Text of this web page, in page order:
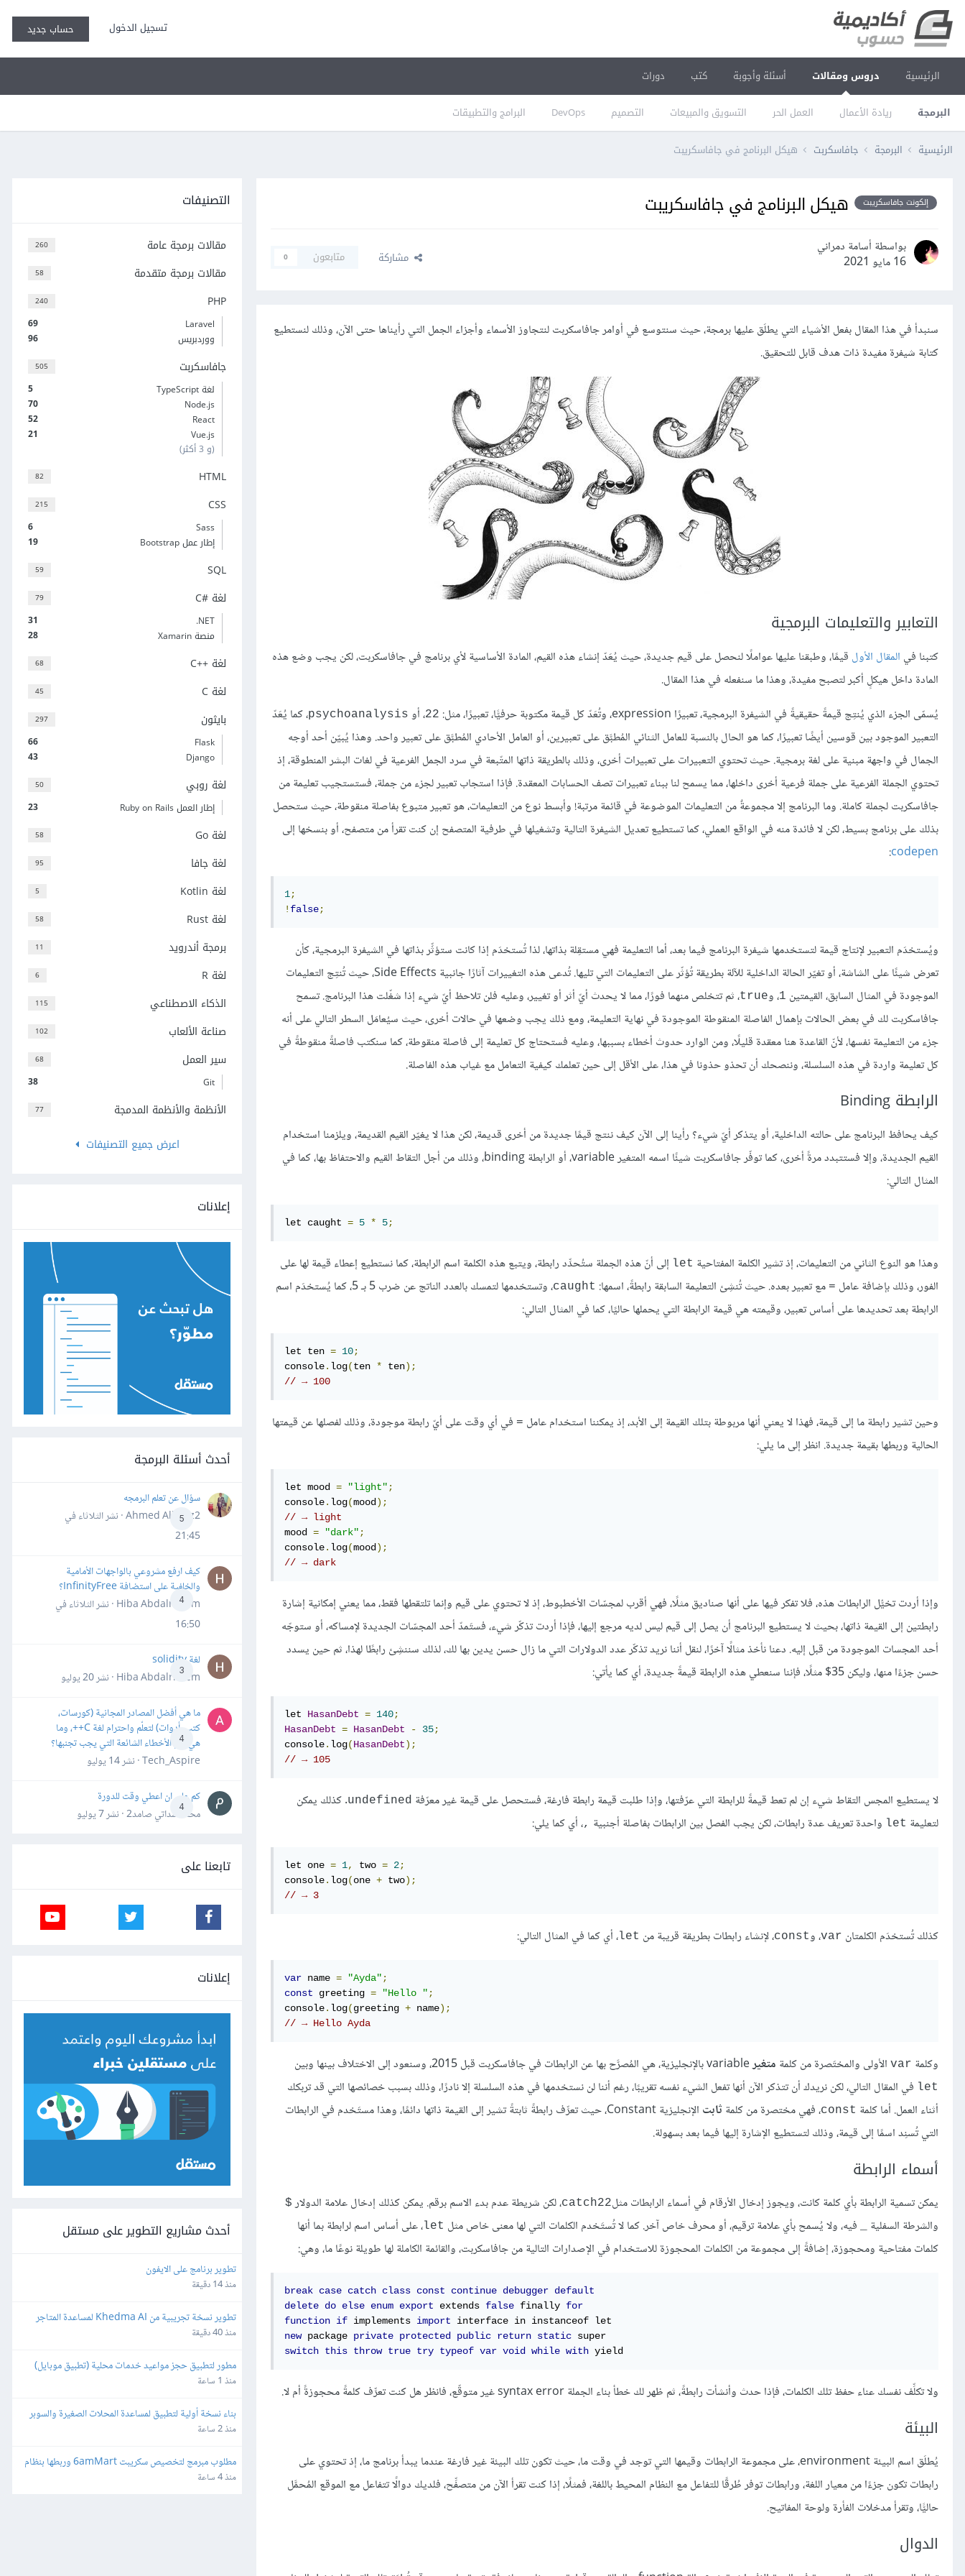
تسجيل الدخول حساب جديد
الرئيسية دروس ومقالات
البرمجة ريادة الأعمال العمل الحر التسويق والمبيعات التصميم DevOps البرامج والتطبيقات
أسئلة وأجوبة كتب دورات
الرئيسية البرمجة جافاسكربت هيكل البرنامج في جافاسكريبت
إلكونت جافاسكريبت هيكل البرنامج في جافاسكريبت
بواسطة أسامة دمراني
16 مايو 2021
مشاركة متابعون 0
سنبدأ في هذا المقال بفعل الأشياء التي يطلَق عليها برمجة، حيث سنتوسع في أوامر جافاسكربت لنتجاوز الأسماء وأجزاء الجمل التي رأيناها حتى الآن، وذلك لنستطيع
كتابة شيفرة مفيدة ذات هدف قابل للتحقيق.
التعابير والتعليمات البرمجية
كتبنا في المقال الأول قيمًا، وطبقنا عليها عواملًا لنحصل على قيم جديدة، حيث يُعَدّ إنشاء هذه القيم، المادة الأساسية لأي برنامج في جافاسكربت، لكن يجب وضع هذه
المادة داخل هيكلٍ أكبر لتصبح مفيدة، وهذا ما سنفعله في هذا المقال.
يُسمّى الجزء الذي يُنتِج قيمةً حقيقيةً في الشيفرة البرمجية، تعبيرًا expression، وتُعَدّ كل قيمة مكتوبة حرفيًّا، تعبيرًا، مثل:
22، أو psychoanalysis، كما يُعَدّ
التعبير الموجود بين قوسين أيضًا تعبيرًا، كما هو الحال بالنسبة للعامل الثنائي المُطبَّق على تعبيرين، أو العامل الأحادي المُطبَّق على تعبير واحد. وهذا يُبيّن أحد أوجه
الجمال في واجهة مبنية على لغة برمجية. حيث تحتوي التعبيرات على تعبيرات أخرى، وذلك بالطريقة ذاتها المتّبعة في سرد الجمل الفرعية في لغات البشر المنطوقة، إذ
تحتوي الجملة الفرعية على جملة فرعية أخرى داخلها، مما يسمح لنا ببناء تعبيرات تصف الحسابات المعقدة. فإذا استجاب تعبير لجزء من جملة، فستستجيب تعليمة من
جافاسكربت لجملة كاملة. وما البرنامج إلا مجموعةٌ من التعليمات الموضوعة في قائمة مرتبة! وأبسط نوع من التعليمات، هو تعبير متبوع بفاصلة منقوطة، حيث ستحصل
بذلك على برنامج بسيط، لكن لا فائدة منه في الواقع العملي، كما تستطيع تعديل الشيفرة التالية وتشغيلها في طرفية المتصفح إن كنت تقرأ من متصفح، أو بنسخها إلى
codepen
:
1;
! false;
ويُستخدَم التعبير لإنتاج قيمة لتستخدمها شيفرة البرنامج فيما بعد، أما التعليمة فهي مستقِلة بذاتها، لذا تُستخدَم إذا كانت ستؤثِّر بذاتها في الشيفرة البرمجية، كأن
تعرض شيئًا على الشاشة، أو تغيّر الحالة الداخلية للآلة بطريقة تُؤثّر على التعليمات التي تليها. تُدعى هذه التغييرات آثارًا جانبية Side Effects، حيث تُنتِج التعليمات
الموجودة في المثال السابق، القيمتين 1، وtrue، ثم تتخلص منهما فورًا، مما لا يحدث أيّ أثر أو تغيير، وعليه فلن تلاحظ أيّ شيء إذا شغّلت هذا البرنامج. تسمح
جافاسكربت لك في بعض الحالات بإهمال الفاصلة المنقوطة الموجودة في نهاية التعليمة، ومع ذلك يجب وضعها في حالات أخرى، حيث سيُعامَل السطر التالي على أنه
جزء من التعليمة نفسها، لأنّ القاعدة هنا معقدة قليلًا، ومن الوارد حدوث أخطاء بسببها، وعليه فستحتاج كل تعليمة إلى فاصلة منقوطة، كما سنكتب فاصلةً منقوطةً في
كل تعليمة واردة في هذه السلسلة، وننصحك أن تحذو حذونا في هذا، على الأقل إلى حين تعلمك كيفية التعامل مع غياب هذه الفاصلة.
الرابطة Binding
كيف يحافظ البرنامج على حالته الداخلية، أو يتذكر أيّ شيء؟ رأينا إلى الآن كيف ننتج قيمًا جديدة من أخرى قديمة، لكن هذا لا يغيّر القيم القديمة، ويلزمنا استخدام
القيم الجديدة، وإلا فستتبدد مرةً أخرى، كما توفّر جافاسكربت شيئًا اسمه المتغير variable، أو الرابطة binding، وذلك من أجل التقاط القيم والاحتفاظ بها، كما في
المثال التالي:
let caught = 5 * 5;
وهذا هو النوع الثاني من التعليمات، إذ تشير الكلمة المفتاحية let إلى أنّ هذه الجملة ستُحدِّد رابطة، ويتبع هذه الكلمة اسم الرابطة، كما نستطيع إعطاء قيمة لها على
الفور، وذلك بإضافة عامل = مع تعبير بعده. حيث تُنشِئ التعليمة السابقة رابطةً، اسمها: caught
، وتستخدمها لتمسك بالعدد الناتج عن ضرب 5 بـ 5، كما يُستخدَم اسم
الرابطة بعد تحديدها على أساس تعبير، وقيمته هي قيمة الرابطة التي يحملها حاليًا، كما في المثال التالي:
let ten = 10;
console. log(ten * ten);
// → 100
وحين تشير رابطة ما إلى قيمة، فهذا لا يعني أنها مربوطة بتلك القيمة إلى الأبد، إذ يمكننا استخدام عامل = في أي وقت على أيّ رابطة موجودة، وذلك لفصلها عن قيمتها
الحالية وربطها بقيمة جديدة. انظر إلى ما يلي:
let mood = "light" ;
console. log(mood );
// → light
mood = "dark" ;
console. log(mood );
// → dark
وإذا أردت تخيُّل الرابطات هذه، فلا تفكر فيها على أنها صناديق مثلًا، فهي أقرب لمجسّات الأخطبوط، إذ لا تحتوي على قيم وإنما تلتقطها فقط، مما يعني إمكانية إشارة
رابطتين إلى القيمة ذاتها، بحيث لا يستطيع البرنامج أن يصل إلى قيم ليس لديه مرجع إليها، فإذا أردت تذكّر شيء، فستَمدّ أحد المجسّات الجديدة لإمساكه، أو ستوجّه
أحد المجسات الموجودة من قبل إليه. دعنا نأخذ مثالًا آخرًا، لنقل أننا نريد تذكّر عدد الدولارات التي ما زال حسن يدين بها لك، لذلك سننشِئ رابطًا لهذا، ثم حين يسدد
حسن جزءًا منها، وليكن 35$ مثلًا، فإننا سنعطي هذه الرابطة قيمةً جديدة، أي كما يأتي:
let HasanDebt = 140;
HasanDebt = HasanDebt - 35;
console. log(HasanDebt);
// → 105
لا يستطيع المجس التقاط شيء إن لم تعط قيمةً للرابطة التي عرّفتها، وإذا طلبت قيمة رابطة فارغة، فستحصل على قيمة غير معرّفة undefined. كذلك يمكن
لتعليمة let واحدة تعريف عدة رابطات، لكن يجب الفصل بين الرابطات بفاصلة أجنبية ,، أي كما يلي:
let one = 1, two = 2;
console. log(one + two);
// → 3
كذلك تُستخدَم الكلمتان var، وconst، لإنشاء رابطات بطريقة قريبة من let، أي كما في المثال التالي:
var name = "Ayda" ;
const greeting = "Hello " ;
console. log(greeting + name);
// → Hello Ayda
وكلمة var الأولى والمختَصرة من كلمة متغيرvariable بالإنجليزية، هي المُصرَّح بها عن الرابطات في جافاسكربت قبل 2015، وسنعود إلى الاختلاف بينها وبين
let في المقال التالي، لكن نريدك أن تتذكر الآن أنها تفعل الشيء نفسه تقريبًا، رغم أننا لن نستخدمها في هذه السلسلة إلا نادرًا، وذلك بسبب خصائصها التي قد تربكك
أثناء العمل. أما كلمة const، فهي مختصرة من كلمة ثابت
الإنجليزية Constant، حيث تعرِّف رابطةً ثابتةً تشير إلى القيمة ذاتها دائمًا، وهذا مستَخدم في الرابطات
التي تُسنِد اسمًا إلى قيمة، وذلك لتستطيع الإشارة إليها فيما بعد بسهولة.
أسماء الرابطة
يمكن تسمية الرابطة بأي كلمة كانت، ويجوز إدخال الأرقام في أسماء الرابطات مثلcatch22، لكن شريطة عدم بدء الاسم برقم. يمكن كذلك إدخال علامة الدولار $
والشرطة السفلية فيه، ولا يُسمح بأي علامة ترقيم، أو محرف خاص آخر. كما لا تُستَخدم الكلمات التي لها معنى خاص مثل let، على أساس اسم لرابطة بما أنها
كلمات مفتاحية ومحجوزة، إضافةً إلى مجموعة من الكلمات المحجوزة للاستخدام في الإصدارات التالية من جافاسكربت، والقائمة الكاملة لها طويلة نوعًا ما، وهي:
break case catch class const continue debugger default
delete do else enum export extends false finally for
function if implements import
new package private protected public return static
switch this throw true try typeof var void while with yield
ولا تكلِّف نفسك عناء حفظ تلك الكلمات، فإذا حدث وأنشأت رابطةً، ثم ظهر لك خطأ بناء الجملة syntax error غير متوقّع، فانظر هل كنت تعرِّف كلمةً محجوزةً أم لا.
البيئة
يُطلَق اسم البيئة environment، على مجموعة الرابطات وقيمها التي توجد في وقت ما، حيث تكون تلك البيئة غير فارغة عندما يبدأ برنامج ما، إذ تحتوي على
رابطات تكون جزءًا من معيار اللغة، ورابطات توفر طُرقًا للتفاعل مع النظام المحيط باللغة، فمثلًا، إذا كنت تقرأ الآن من متصفِّح، فلديك دوالًا تتفاعل مع الموقع المُحمَّل
حاليًّا، وتقرأ مدخلات الفأرة ولوحة المفاتيح.
الدوال
التصنيفات
260 مقالات برمجة عامة
58 مقالات برمجة متقدمة
240 PHP
69
Laravel
96
ووردبريس
505 جافاسكربت
5
لغة TypeScript
70
Node.js
52
React
21
Vue.js
(و 3 أكثر)
82 HTML
215 CSS
6
Sass
19
إطار عمل Bootstrap
59 SQL
79 لغة C#‎
31
‎.NET
28
منصة Xamarin
68 لغة C++‎
45 لغة C
297 بايثون
66
Flask
43
Django
50 لغة روبي
23 إطار العمل Ruby on Rails
58 لغة Go
95 لغة جافا
5 لغة Kotlin
58 لغة Rust
11 برمجة أندرويد
6 لغة R
115 الذكاء الاصطناعي
102 صناعة الألعاب
68 سير العمل
38 Git
77
الأنظمة والأنظمة المدمجة
اعرض جميع التصنيفات
إعلانات
أحدث أسئلة البرمجة
5
سؤال عن تعلم البرمجه
Ahmed Alhafiz2 · نشر
الثلاثاء في
21:45
4
كيف ارفع مشروعي بالواجهات الأمامية
والخلفية على استضافة InfinityFree؟
Hiba Abdalrheem · نشر
الثلاثاء في
16:50
3
لغة solidity
Hiba Abdalrheem · نشر
20 يوليو
4
ما هي أفضل المصادر المجانية (كورسات،
كتب، أدوات) لتعلّم واحترام لغة C++، وما
هي أهم الأخطاء الشائعة التي يجب تجنبها؟
Tech_Aspire · نشر
14 يوليو
4
كم علي ان اعطي وقت للدورة
محمد سداتي صامد2 · نشر
7 يوليو
تابعنا على
إعلانات
أحدث مشاريع التطوير على مستقل
تطوير برنامج على الايفون
منذ 14 دقيقة
تطوير نسخة تجريبية من Khedma AI لمساعدة المتاجر
منذ 40 دقيقة
مطور لتطبيق حجز مواعيد خدمات محلية (تطبيق موبايل)
منذ 1 ساعة
بناء نسخة أولية لتطبيق لمساعدة المحلات الصغيرة والسوبر
ماركت
منذ 2 ساعة
المحاسبة "دفترة" وبوابات الدفع في مصر
منذ 4 ساعة